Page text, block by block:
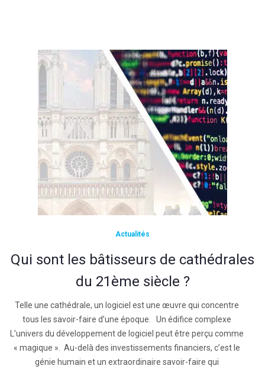
Actualités
Qui sont les bâtisseurs de cathédrales
du 21ème siècle ?
Telle une cathédrale, un logiciel est une œuvre qui concentre
tous les savoir-faire d’une époque. Un édifice complexe
L’univers du développement de logiciel peut être perçu comme
« magique ». Au-delà des investissements financiers, c’est le
génie humain et un extraordinaire savoir-faire qui